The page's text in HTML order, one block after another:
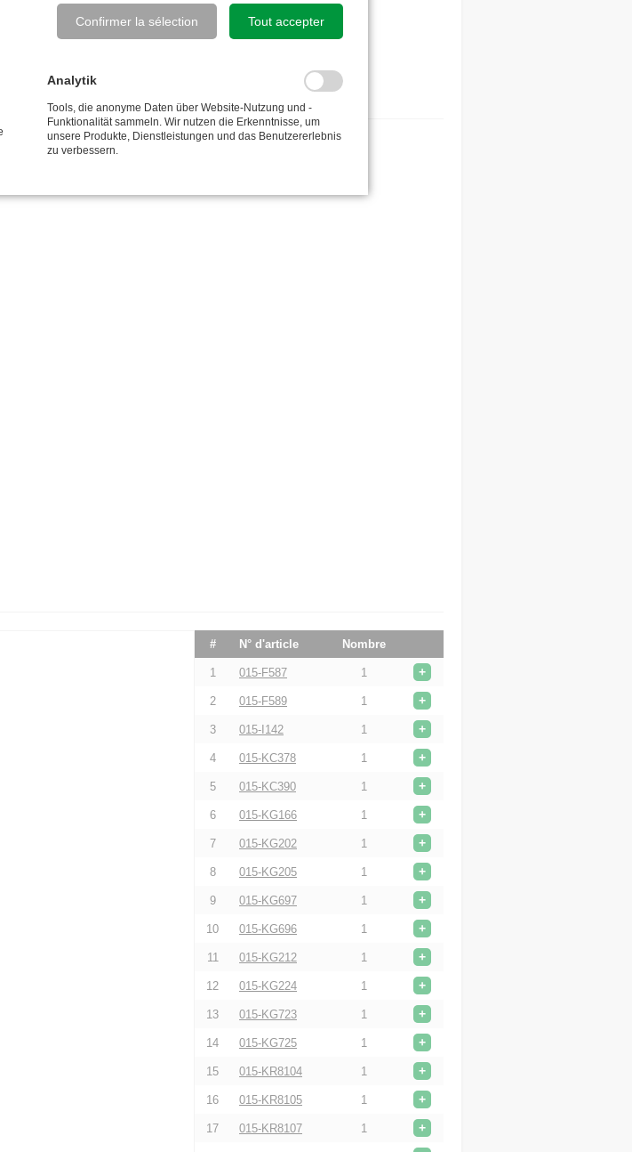
max. du tuyau)
réglable en 3 positions
# N° d'article Nombre
1 015-F587 1 +
2 015-F589 1 +
3 015-I142 1 +
4 015-KC378 1 +
5 015-KC390 1 +
6 015-KG166 1 +
7 015-KG202 1 +
8 015-KG205 1 +
9 015-KG697 1 +
10 015-KG696 1 +
11 015-KG212 1 +
12 015-KG224 1 +
13 015-KG723 1 +
14 015-KG725 1 +
15 015-KR8104 1 +
16 015-KR8105 1 +
17 015-KR8107 1 +
Confirmer la sélection Tout accepter
Analytik
Tools, die anonyme Daten über Website-Nutzung und -
Funktionalität sammeln. Wir nutzen die Erkenntnisse, um
unsere Produkte, Dienstleistungen und das Benutzererlebnis
zu verbessern.